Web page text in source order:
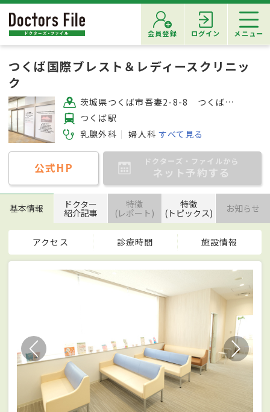
会員登録 ログイン メニュー
つくば国際ブレスト＆レディースクリニッ
ク
茨城県つくば市吾妻2-8-8 つくばシティアビル2F
つくば駅
乳腺外科
婦人科 すべて見る
公式HP ドクターズ・ファイルから
ネット予約する
基本情報 ドクター
紹介記事
特徴
(レポート)
特徴
(トピックス) お知らせ
アクセス 診療時間 施設情報